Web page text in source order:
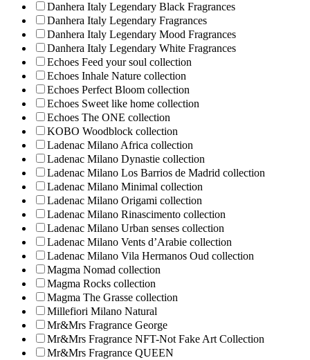
Danhera Italy Legendary Black Fragrances
Danhera Italy Legendary Fragrances
Danhera Italy Legendary Mood Fragrances
Danhera Italy Legendary White Fragrances
Echoes Feed your soul collection
Echoes Inhale Nature collection
Echoes Perfect Bloom collection
Echoes Sweet like home collection
Echoes The ONE collection
KOBO Woodblock collection
Ladenac Milano Africa collection
Ladenac Milano Dynastie collection
Ladenac Milano Los Barrios de Madrid collection
Ladenac Milano Minimal collection
Ladenac Milano Origami collection
Ladenac Milano Rinascimento collection
Ladenac Milano Urban senses collection
Ladenac Milano Vents d’Arabie collection
Ladenac Milano Vila Hermanos Oud collection
Magma Nomad collection
Magma Rocks collection
Magma The Grasse collection
Millefiori Milano Natural
Mr&Mrs Fragrance George
Mr&Mrs Fragrance NFT-Not Fake Art Collection
Mr&Mrs Fragrance QUEEN